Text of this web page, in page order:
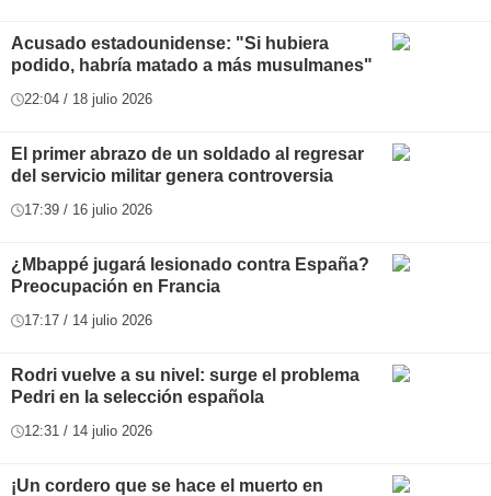
Acusado estadounidense: "Si hubiera
podido, habría matado a más musulmanes"
22:04 / 18 julio 2026
El primer abrazo de un soldado al regresar
del servicio militar genera controversia
17:39 / 16 julio 2026
¿Mbappé jugará lesionado contra España?
Preocupación en Francia
17:17 / 14 julio 2026
Rodri vuelve a su nivel: surge el problema
Pedri en la selección española
12:31 / 14 julio 2026
¡Un cordero que se hace el muerto en